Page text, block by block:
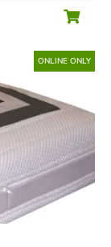
ONLINE ONLY